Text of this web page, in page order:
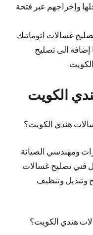
وإخراجهم عبر فتحة
غسالات اتوماتيك
الى تصليح
الكويت
الكويت
هندي الكويت؟
ومهندسي الصيانة
فني تصليح غسالات
وتبديل وتنظيف
هندي الكويت؟